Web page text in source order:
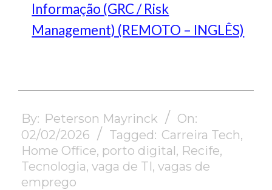
Informação (GRC / Risk
Management) (REMOTO – INGLÊS)
02-
02
By: Peterson Mayrinck
On:
02/02/2026
Tagged: Carreira Tech,
Home Office, porto digital, Recife,
Tecnologia, vaga de TI, vagas de
emprego